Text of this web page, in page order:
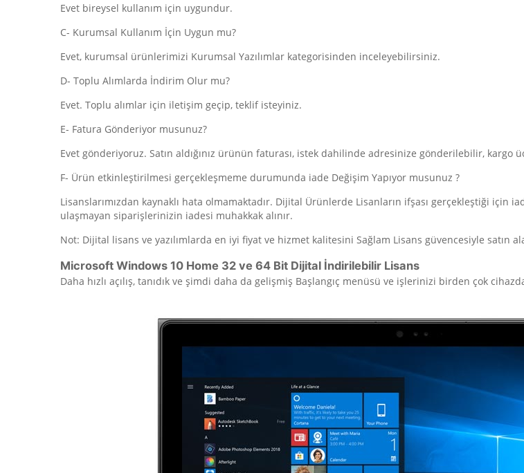
Evet bireysel kullanım için uygundur.
C- Kurumsal Kullanım İçin Uygun mu?
Evet, kurumsal ürünlerimizi Kurumsal Yazılımlar kategorisinden inceleyebilirsiniz.
D- Toplu Alımlarda İndirim Olur mu?
Evet. Toplu alımlar için iletişim geçip, teklif isteyiniz.
E- Fatura Gönderiyor musunuz?
Evet gönderiyoruz. Satın aldığınız ürünün faturası, istek dahilinde adresinize gönderilebilir, kargo
F- Ürün etkinleştirilmesi gerçekleşmeme durumunda iade Değişim Yapıyor musunuz ?
Lisanslarımızdan kaynaklı hata olmamaktadır. Dijital Ürünlerde Lisanların ifşası gerçekleştiği için
ulaşmayan siparişlerinizin iadesi muhakkak alınır.
Not: Dijital lisans ve yazılımlarda en iyi fiyat ve hizmet kalitesini Sağlam Lisans güvencesiyle satın
Microsoft Windows 10 Home 32 ve 64 Bit Dijital İndirilebilir Lisans
Daha hızlı açılış, tanıdık ve şimdi daha da gelişmiş Başlangıç menüsü ve işlerinizi birden çok